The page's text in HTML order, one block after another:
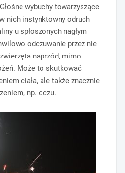
wybuchy towarzyszące
nich instynktowny odruch
u spłoszonych nagłym
odczuwanie przez nie
naprzód, mimo
Może to skutkować
ciała, ale także znacznie
np. oczu.